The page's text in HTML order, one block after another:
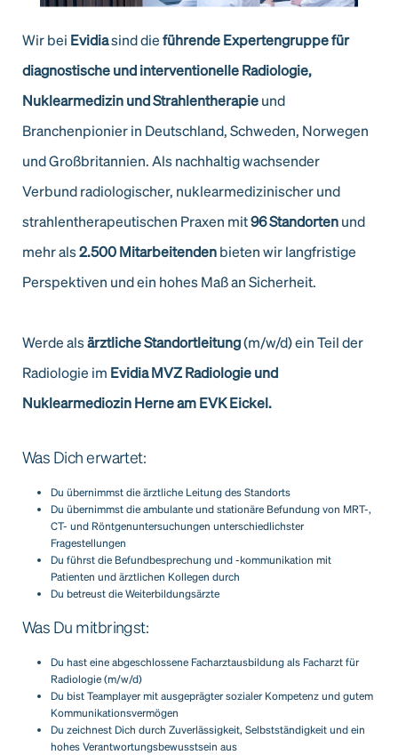
Wir bei Evidiasind dieführende Expertengruppe für
diagnostische und interventionelle Radiologie,
Nuklearmedizin und Strahlentherapieund
Branchenpionier in Deutschland, Schweden, Norwegen
und Großbritannien. Als nachhaltig wachsender
Verbund radiologischer, nuklearmedizinischer und
strahlentherapeutischen Praxen mit96 Standortenund
mehr als2.500 Mitarbeitendenbieten wir langfristige
Perspektiven und ein hohes Maß an Sicherheit.
Werde alsärztliche Standortleitung(m/w/d) ein Teil der
Radiologie im Evidia MVZ Radiologie und
Nuklearmediozin Herne am EVK Eickel.
Was Dich erwartet:
Du übernimmst die ärztliche Leitung des Standorts
Du übernimmst die ambulante und stationäre Befundung von MRT-,
CT- und Röntgenuntersuchungen unterschiedlichster
Fragestellungen
Du führst die Befundbesprechung und -kommunikation mit
Patienten und ärztlichen Kollegen durch
Du betreust die Weiterbildungsärzte
Was Du mitbringst:
Du hast eine abgeschlossene Facharztausbildung als Facharzt für
Radiologie (m/w/d)
Du bist Teamplayer mit ausgeprägter sozialer Kompetenz und gutem
Kommunikationsvermögen
Du zeichnest Dich durch Zuverlässigkeit, Selbstständigkeit und ein
hohes Verantwortungsbewusstsein aus